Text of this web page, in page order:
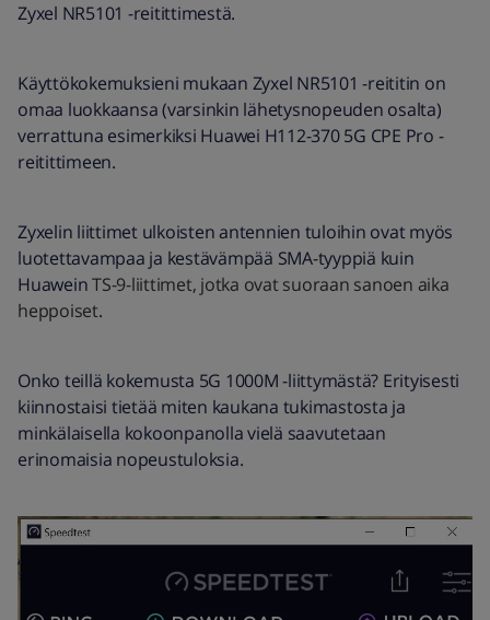
Zyxel NR5101 -reitittimestä.
Käyttökokemuksieni mukaan Zyxel NR5101 -reititin on
omaa luokkaansa (varsinkin lähetysnopeuden osalta)
verrattuna esimerkiksi Huawei H112-370 5G CPE Pro -
reitittimeen.
Zyxelin liittimet ulkoisten antennien tuloihin ovat myös
luotettavampaa ja kestävämpää SMA-tyyppiä kuin
HuaweinTS-9-liittimet, jotka ovat suoraan sanoen aika
heppoiset.
Onko teillä kokemusta 5G 1000M -liittymästä? Erityisesti
kiinnostaisi tietää miten kaukana tukimastosta ja
minkälaisella kokoonpanolla vielä saavutetaan
erinomaisia nopeustuloksia.